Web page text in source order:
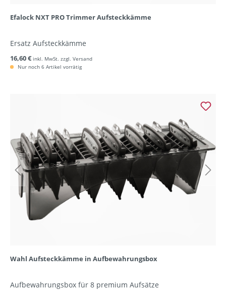
Efalock NXT PRO Trimmer Aufsteckkämme
Ersatz Aufsteckkämme
16,60 € inkl. MwSt. zzgl. Versand
Nur noch 6 Artikel vorrätig
Wahl Aufsteckkämme in Aufbewahrungsbox
Aufbewahrungsbox für 8 premium Aufsätze